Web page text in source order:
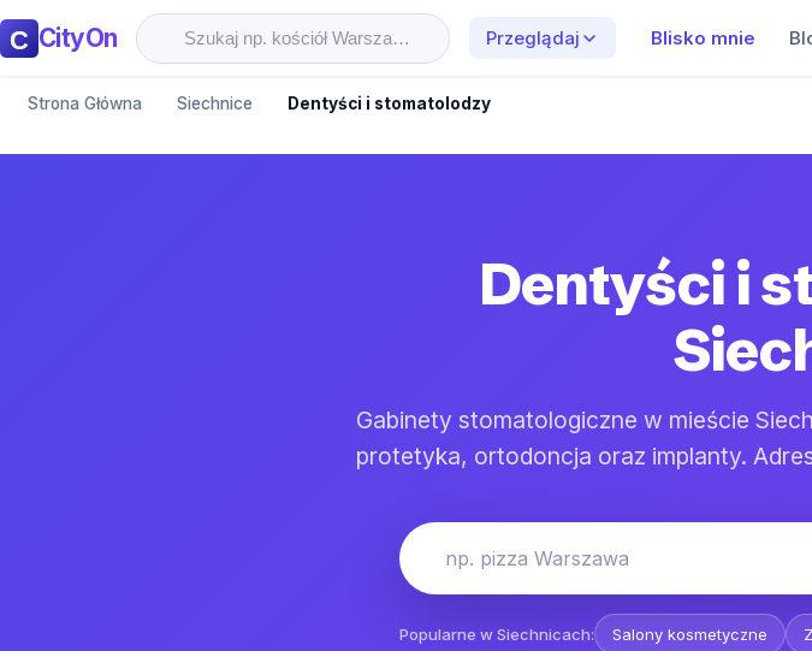
CityOn Przeglądaj Blisko mnie
Strona Główna Siechnice Dentyści i stomatolodzy
Dentyści i
Gabinety stomatologiczne w mieście
protetyka, ortodoncja oraz implanty.
np. pizza Warszawa
Popularne w Siechnicach: Salony kosmetyczne